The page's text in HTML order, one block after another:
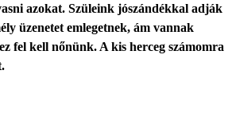
azokat. Szüleink jószándékkal adják
üzenetet emlegetnek, ám vannak
fel kell nőnünk. A kis herceg számomra